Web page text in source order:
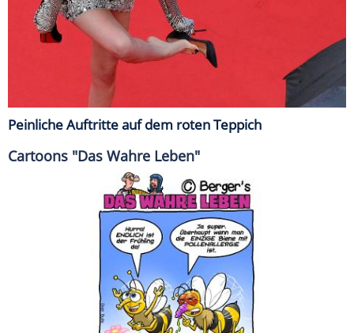
Peinliche Auftritte auf dem roten Teppich
Cartoons "Das Wahre Leben"